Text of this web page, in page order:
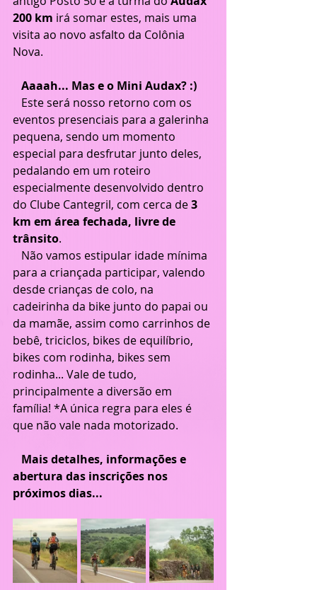
200 km irá somar estes, mais uma
visita ao novo asfalto da Colônia
Nova.
   Aaaah... Mas e o Mini Audax? :)
eventos presenciais para a galerinha
pequena, sendo um momento
especial para desfrutar junto deles,
pedalando em um roteiro
especialmente desenvolvido dentro
do Clube Cantegril, com cerca de 3
km em área fechada, livre de
trânsito.
para a criançada participar, valendo
desde crianças de colo, na
cadeirinha da bike junto do papai ou
da mamãe, assim como carrinhos de
bebê, triciclos, bikes de equilíbrio,
bikes com rodinha, bikes sem
rodinha... Vale de tudo,
principalmente a diversão em
família! *A única regra para eles é
que não vale nada motorizado.
abertura das inscrições nos
próximos dias...